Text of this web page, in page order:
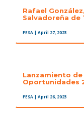
Rafael
Salvadoreña de
FESA | April 27, 2023
Lanzamiento
Oportunidades
FESA | April 26, 2023